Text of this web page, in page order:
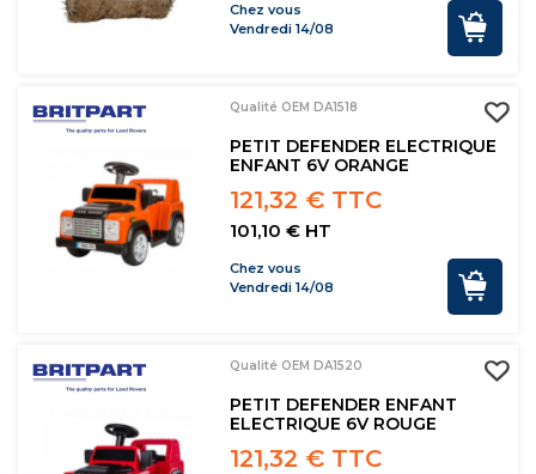
Chez vous
Vendredi 14/08
Qualité OEM DA1518
PETIT DEFENDER ELECTRIQUE
ENFANT 6V ORANGE
121,32 € TTC
101,10 € HT
Chez vous
Vendredi 14/08
Qualité OEM DA1520
PETIT DEFENDER ENFANT
ELECTRIQUE 6V ROUGE
121,32 € TTC